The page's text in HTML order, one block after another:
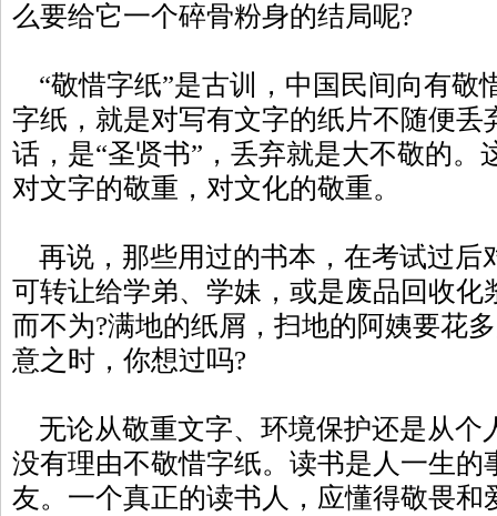
么要给它一个碎骨粉身的结局呢?
“敬惜字纸”是古训，中国民间向有敬
字纸，就是对写有文字的纸片不随便丢
话，是“圣贤书”，丢弃就是大不敬的。
对文字的敬重，对文化的敬重。
再说，那些用过的书本，在考试过后
可转让给学弟、学妹，或是废品回收化
而不为?满地的纸屑，扫地的阿姨要花
意之时，你想过吗?
无论从敬重文字、环境保护还是从个
没有理由不敬惜字纸。读书是人一生的
友。一个真正的读书人，应懂得敬畏和